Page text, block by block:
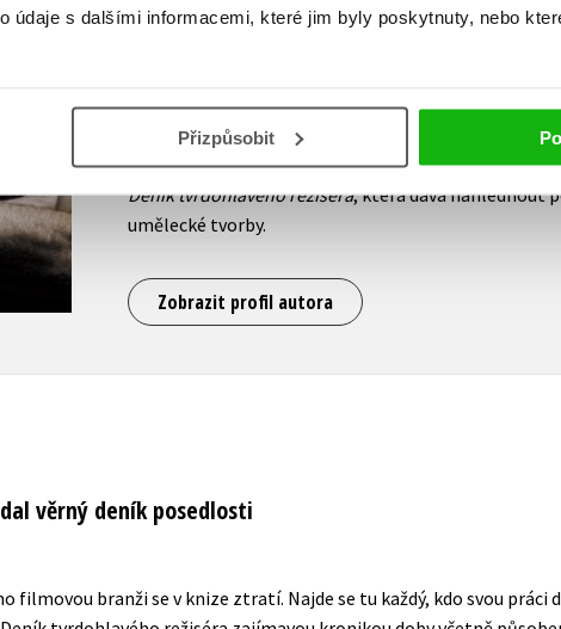
údaje s dalšími informacemi, které jim byly poskytnuty, nebo
Přizpůsobit
revoluci stal na sedm let jeho generálním ředitelem.
měl v kinech premiéru jeho zatím nejúspěšnější
získal řadu domácích i mezinárodních ocenění. Při
Marhoul psal deník. Ten se stal základem pro
Deník tvrdohlavého režiséra, která dává nahlédnout
umělecké tvorby.
Zobrazit profil autora
věrný deník posedlosti
filmovou branži se v knize ztratí. Najde se tu každý, kdo svou